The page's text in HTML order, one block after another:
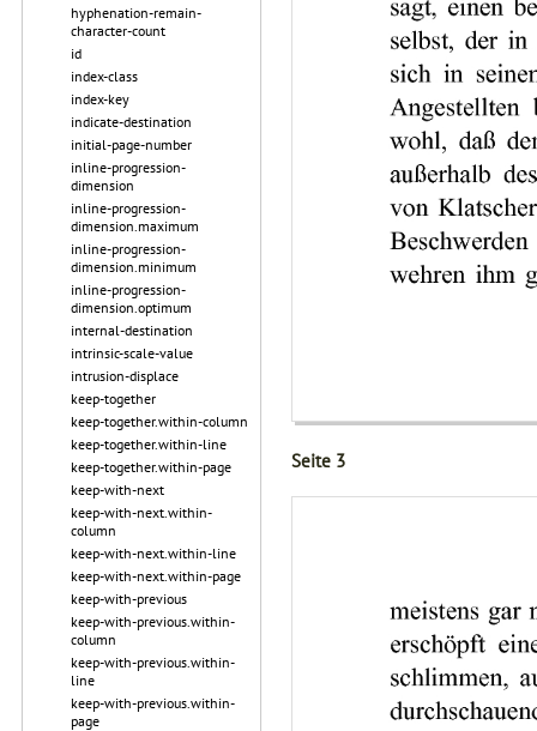
hyphenation-remain-
character-count
id
index-class
index-key
indicate-destination
initial-page-number
inline-progression-
dimension
inline-progression-
dimension.maximum
inline-progression-
dimension.minimum
inline-progression-
dimension.optimum
internal-destination
intrinsic-scale-value
intrusion-displace
keep-together
keep-together.within-column
keep-together.within-line
keep-together.within-page
keep-with-next
keep-with-next.within-
column
keep-with-next.within-line
keep-with-next.within-page
keep-with-previous
keep-with-previous.within-
column
keep-with-previous.within-
line
keep-with-previous.within-
page
Seite 3